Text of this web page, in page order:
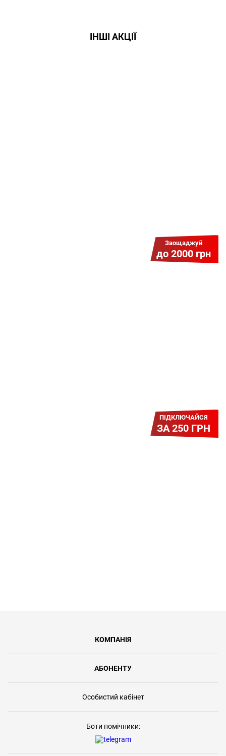
ІНШІ АКЦІЇ
Заощаджуй
до 2000 грн
ПІДКЛЮЧАЙСЯ
ЗА 250 ГРН
КОМПАНІЯ
АБОНЕНТУ
Особистий кабінет
Боти помічники: